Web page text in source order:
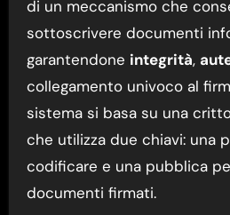
di un meccanismo che
sottoscrivere documenti
garantendone integrità,
collegamento univoco al
sistema si basa su una
che utilizza due chiavi: una
codificare e una pubblica
documenti firmati.